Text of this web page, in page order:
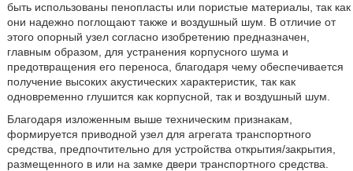
быть использованы пенопласты или пористые материалы, так как
они надежно поглощают также и воздушный шум. В отличие от
этого опорный узел согласно изобретению предназначен,
главным образом, для устранения корпусного шума и
предотвращения его переноса, благодаря чему обеспечивается
получение высоких акустических характеристик, так как
одновременно глушится как корпусной, так и воздушный шум.
Благодаря изложенным выше техническим признакам,
формируется приводной узел для агрегата транспортного
средства, предпочтительно для устройства открытия/закрытия,
размещенного в или на замке двери транспортного средства.